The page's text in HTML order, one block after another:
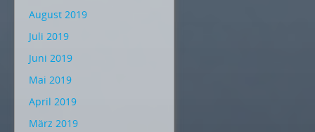
August 2019
Juli 2019
Juni 2019
Mai 2019
April 2019
März 2019